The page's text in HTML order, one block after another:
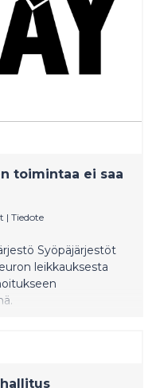
toimintaa ei saa
| Tiedote
Syöpäjärjestöt
leikkauksesta